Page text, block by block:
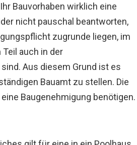
Bauvorhaben wirklich eine
nicht pauschal beantworten,
zugrunde liegen, im
auch in der
Aus diesem Grund ist es
Bauamt zu stellen. Die
Baugenehmigung benötigen.